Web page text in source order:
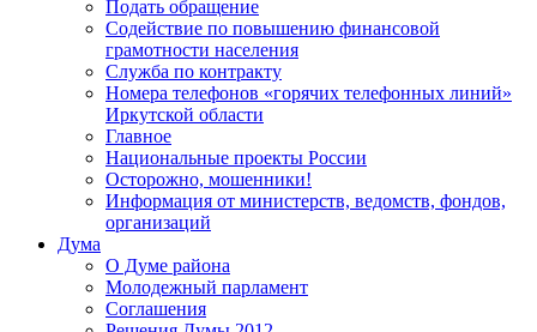
Подать обращение
Содействие по повышению финансовой
грамотности населения
Служба по контракту
Номера телефонов «горячих телефонных линий»
Иркутской области
Главное
Национальные проекты России
Осторожно, мошенники!
Информация от министерств, ведомств, фондов,
организаций
Дума
О Думе района
Молодежный парламент
Соглашения